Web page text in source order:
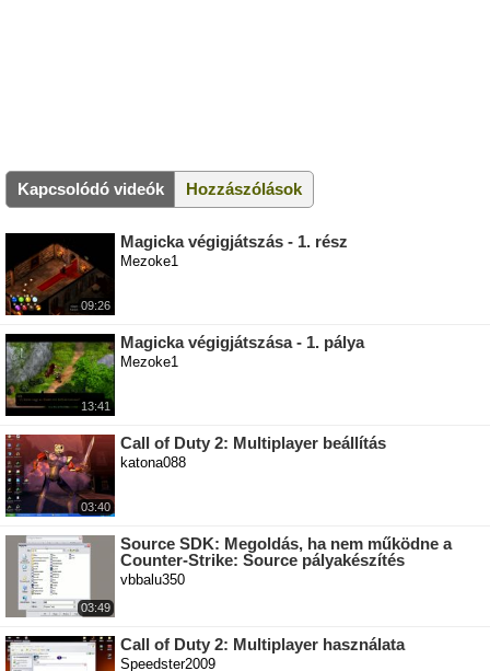
Kapcsolódó videók Hozzászólások
09:26
Magicka végigjátszás - 1. rész
Mezoke1
13:41
Magicka végigjátszása - 1. pálya
Mezoke1
03:40
Call of Duty 2: Multiplayer beállítás
katona088
03:49
Source SDK: Megoldás, ha nem működne a
Counter-Strike: Source pályakészítés
vbbalu350
Call of Duty 2: Multiplayer használata
Speedster2009